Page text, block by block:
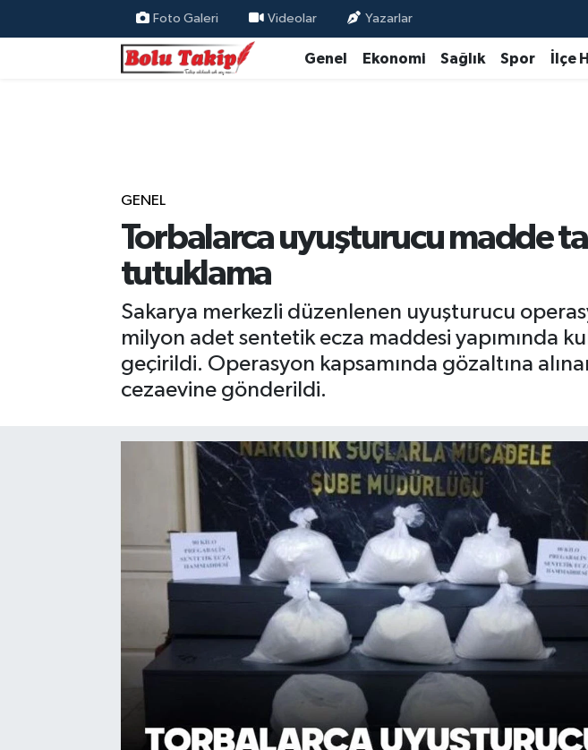
Foto Galeri Videolar Yazarlar
Genel Ekonomi Sağlık Spor İlçe
GENEL
Torbalarca uyuşturucu madde
tutuklama
Sakarya merkezli düzenlenen uyuşturucu
milyon adet sentetik ecza maddesi yapımında
geçirildi. Operasyon kapsamında gözaltına
cezaevine gönderildi.